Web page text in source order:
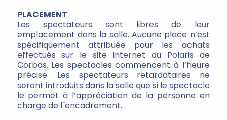
PLACEMENT
Les spectateurs sont libres de leur
emplacement dans la salle. Aucune place n’est
spécifiquement attribuée pour les achats
effectués sur le site Internet du Polaris de
Corbas. Les spectacles commencent à l’heure
précise. Les spectateurs retardataires ne
seront introduits dans la salle que si le spectacle
le permet à l’appréciation de la personne en
charge de l´encadrement.